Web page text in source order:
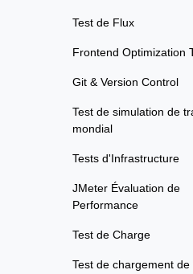
Test de Flux
Frontend Optimization
Git & Version Control
Test de simulation de
mondial
Tests d'Infrastructure
JMeter Évaluation de
Performance
Test de Charge
Test de chargement de